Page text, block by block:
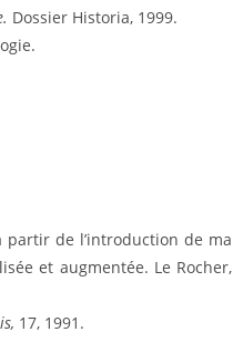
Dossier Historia, 1999.
partir de l’introduction de ma
et augmentée. Le Rocher,
17, 1991.